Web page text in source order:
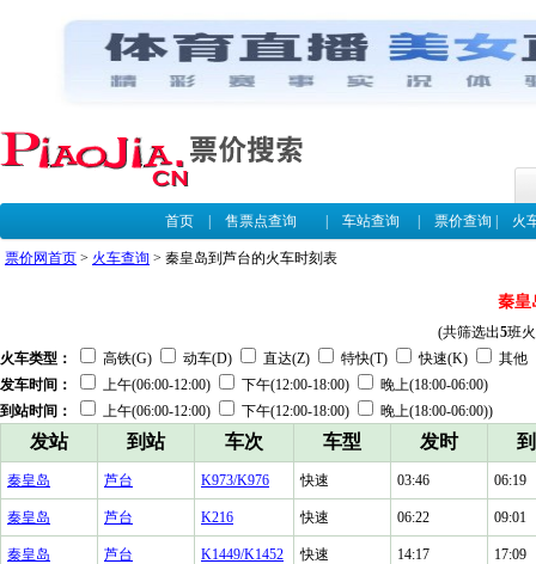
首页| 售票点查询 车站查询 票价查询 火
票价网首页 > 火车查询 > 秦皇岛到芦台的火车时刻表
秦皇
(共筛选出5班
火车类型：
高铁(G) 动车(D) 直达(Z) 特快(T) 快速(K)
其他
发车时间：
上午(06:00-12:00) 下午(12:00-18:00)
晚上(18:00-06:00)
到站时间：
上午(06:00-12:00) 下午(12:00-18:00) 晚上(18:00-06:00))
发站 到站 车次 车型 发时
秦皇岛 芦台 K973/K976 快速 03:46 06:19
秦皇岛 芦台 K216 快速 06:22 09:01
秦皇岛 芦台 K1449/K1452 快速 14:17 17:09